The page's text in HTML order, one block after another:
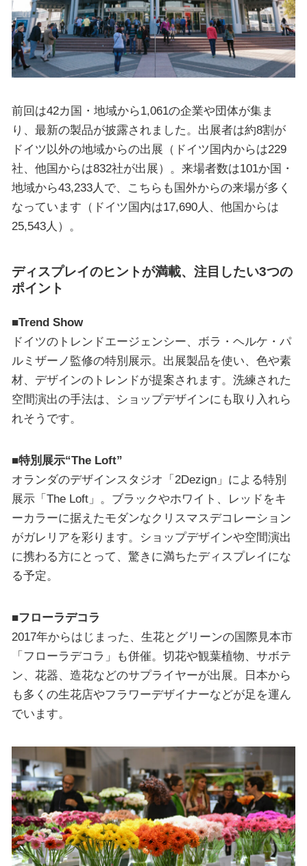
前回は42カ国・地域から1,061の企業や団体が集ま
り、最新の製品が披露されました。出展者は約8割が
ドイツ以外の地域からの出展（ドイツ国内からは229
社、他国からは832社が出展）。来場者数は101か国・
地域から43,233人で、こちらも国外からの来場が多く
なっています（ドイツ国内は17,690人、他国からは
25,543人）。
ディスプレイのヒントが満載、注目したい3つの
ポイント
■Trend Show
ドイツのトレンドエージェンシー、ボラ・ヘルケ・パ
ルミザーノ監修の特別展示。出展製品を使い、色や素
材、デザインのトレンドが提案されます。洗練された
空間演出の手法は、ショップデザインにも取り入れら
れそうです。
■特別展示“The Loft”
オランダのデザインスタジオ「2Dezign」による特別
展示「The Loft」。ブラックやホワイト、レッドをキ
ーカラーに据えたモダンなクリスマスデコレーション
がガレリアを彩ります。ショップデザインや空間演出
に携わる方にとって、驚きに満ちたディスプレイにな
る予定。
■フローラデコラ
2017年からはじまった、生花とグリーンの国際見本市
「フローラデコラ」も併催。切花や観葉植物、サボテ
ン、花器、造花などのサプライヤーが出展。日本から
も多くの生花店やフラワーデザイナーなどが足を運ん
でいます。